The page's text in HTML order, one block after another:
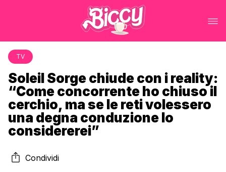
TV
Soleil Sorge chiude con i reality:
“Come concorrente ho chiuso il
cerchio, ma se le reti volessero
una degna conduzione lo
considererei”
Condividi